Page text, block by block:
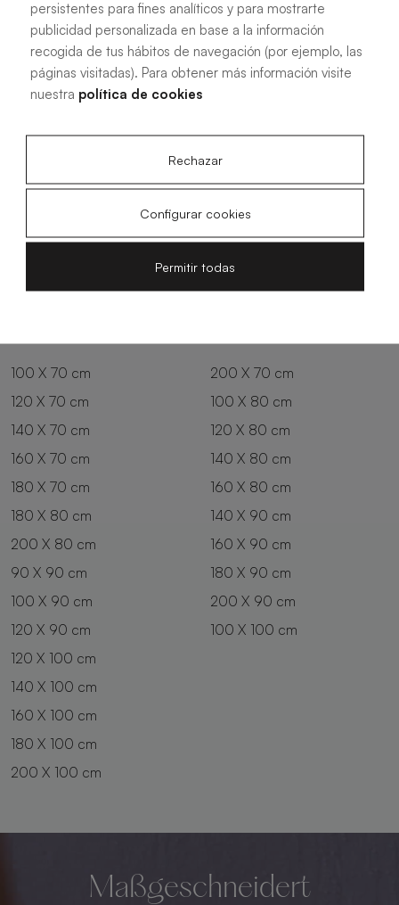
Savanna Terracota Niebla Cobalto
100 X 70 cm
120 X 70 cm
140 X 70 cm
160 X 70 cm
180 X 70 cm
200 X 70 cm
100 X 80 cm
120 X 80 cm
140 X 80 cm
160 X 80 cm
180 X 80 cm
200 X 80 cm
90 X 90 cm
100 X 90 cm
120 X 90 cm
140 X 90 cm
160 X 90 cm
180 X 90 cm
200 X 90 cm
100 X 100 cm
120 X 100 cm
140 X 100 cm
160 X 100 cm
180 X 100 cm
200 X 100 cm
Maßgeschneidert
persistentes para fines analíticos y para mostrarte
publicidad personalizada en base a la información
recogida de tus hábitos de navegación (por ejemplo, las
páginas visitadas). Para obtener más información visite
nuestra política de cookies
Rechazar
Configurar cookies
Permitir todas